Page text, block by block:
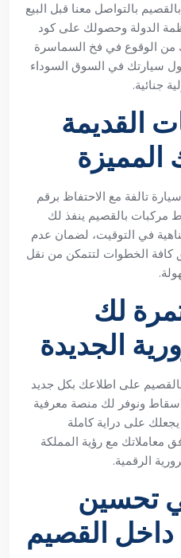
بالتواصل معنا قبل البيع
الدولة وحصولك على كود
من الوقوع في فخ السماسرة
سيارتك في السوق السوداء
جنائية.
القديمة
تالفة مع الاحتفاظ برقم
مركبات بالقصيم ينفذ لك
في التوقيت، لضمان عدم
كافة الخطوات لتتمكن من نقل
لك
الجديدة
على اطلاعك بكل جديد
ونوفر لك منصة معرفية
على دراية كاملة
معاملاتك مع رؤية المملكة
الرقمية.
تحسين
القصيم